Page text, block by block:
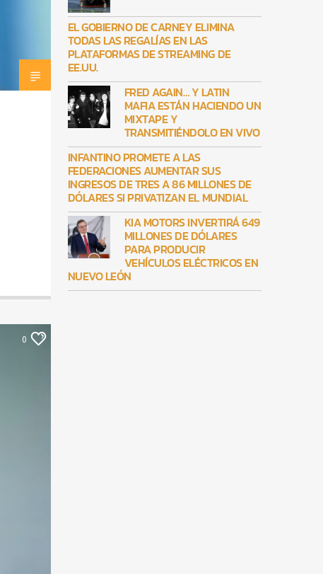
0
EL GOBIERNO DE CARNEY ELIMINA
TODAS LAS REGALÍAS EN LAS
PLATAFORMAS DE STREAMING DE
EE.UU.
FRED AGAIN… Y LATIN
MAFIA ESTÁN HACIENDO UN
MIXTAPE Y
TRANSMITIÉNDOLO EN VIVO
INFANTINO PROMETE A LAS
FEDERACIONES AUMENTAR SUS
INGRESOS DE TRES A 86 MILLONES DE
DÓLARES SI PRIVATIZAN EL MUNDIAL
KIA MOTORS INVERTIRÁ 649
MILLONES DE DÓLARES
PARA PRODUCIR
VEHÍCULOS ELÉCTRICOS EN
NUEVO LEÓN